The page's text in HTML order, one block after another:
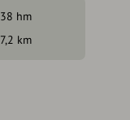
38 hm
7,2 km